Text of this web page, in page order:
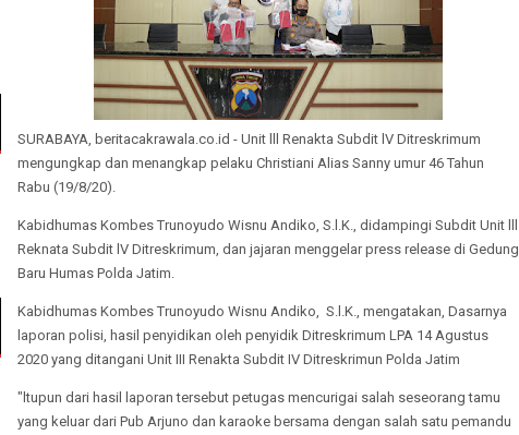
SURABAYA, beritacakrawala.co.id - Unit lll Renakta Subdit lV Ditreskrimum
mengungkap dan menangkap pelaku Christiani Alias Sanny umur 46 Tahun
Rabu (19/8/20).
Kabidhumas Kombes Trunoyudo Wisnu Andiko, S.l.K., didampingi Subdit Unit lll
Reknata Subdit lV Ditreskrimum, dan jajaran menggelar press release di Gedung
Baru Humas Polda Jatim.
Kabidhumas Kombes Trunoyudo Wisnu Andiko, S.l.K., mengatakan, Dasarnya
laporan polisi, hasil penyidikan oleh penyidik Ditreskrimum LPA 14 Agustus
2020 yang ditangani Unit III Renakta Subdit IV Ditreskrimun Polda Jatim
"ltupun dari hasil laporan tersebut petugas mencurigai salah seseorang tamu
yang keluar dari Pub Arjuno dan karaoke bersama dengan salah satu pemandu